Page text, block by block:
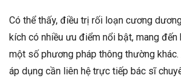
Có thể thấy, điều trị rối loạn cương
kích có nhiều ưu điểm nổi bật, mang đến
một số phương pháp thông thường khác.
áp dụng cần liên hệ trực tiếp bác sĩ